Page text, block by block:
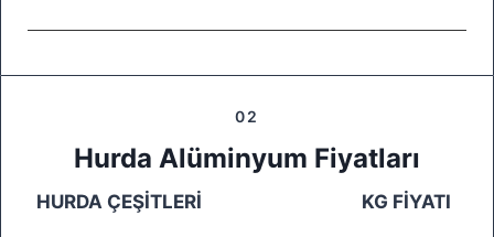
02
Hurda Alüminyum Fiyatları
HURDA ÇEŞİTLERİ KG FİYATI